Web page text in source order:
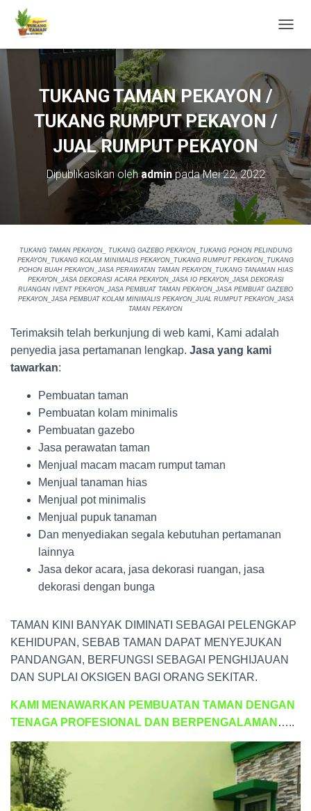
O
L
E
V
I
G
A
S
TUKANG TAMAN PEKAYON /
TUKANG RUMPUT PEKAYON /
JUAL RUMPUT PEKAYON
Dipublikasikan olehadminpadaMei 22, 2022
TUKANG TAMAN PEKAYON_ TUKANG GAZEBO PEKAYON_TUKANG POHON PELINDUNG
PEKAYON_TUKANG KOLAM MINIMALIS PEKAYON_TUKANG RUMPUT PEKAYON_TUKANG
POHON BUAH PEKAYON_JASA PERAWATAN TAMAN PEKAYON_TUKANG TANAMAN HIAS
PEKAYON_JASA DEKORASI ACARA PEKAYON_JASA IO PEKAYON_JASA DEKORASI
RUANGAN IVENT PEKAYON_JASA PEMBUAT TAMAN PEKAYON_JASA PEMBUAT GAZEBO
PEKAYON_JASA PEMBUAT KOLAM MINIMALIS PEKAYON_JUAL RUMPUT PEKAYON_JASA
TAMAN PEKAYON
Terimaksih telah berkunjung di web kami, Kami adalah
penyedia jasa pertamanan lengkap. Jasa yang kami
tawarkan:
Pembuatan taman
Pembuatan kolam minimalis
Pembuatan gazebo
Jasa perawatan taman
Menjual macam macam rumput taman
Menjual tanaman hias
Menjual pot minimalis
Menjual pupuk tanaman
Dan menyediakan segala kebutuhan pertamanan
lainnya
Jasa dekor acara, jasa dekorasi ruangan, jasa
dekorasi dengan bunga
TAMAN KINI BANYAK DIMINATI SEBAGAI PELENGKAP
KEHIDUPAN, SEBAB TAMAN DAPAT MENYEJUKAN
PANDANGAN, BERFUNGSI SEBAGAI PENGHIJAUAN
DAN SUPLAI OKSIGEN BAGI ORANG SEKITAR.
KAMI MENAWARKAN PEMBUATAN TAMAN DENGAN
TENAGA PROFESIONAL DAN BERPENGALAMAN …..